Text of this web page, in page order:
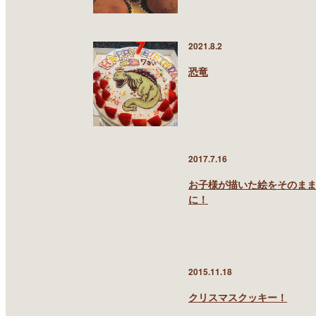
2021.8.2
恐竜
2017.7.16
お子様が描いた絵をそのま
に！
2015.11.18
クリスマスクッキー！